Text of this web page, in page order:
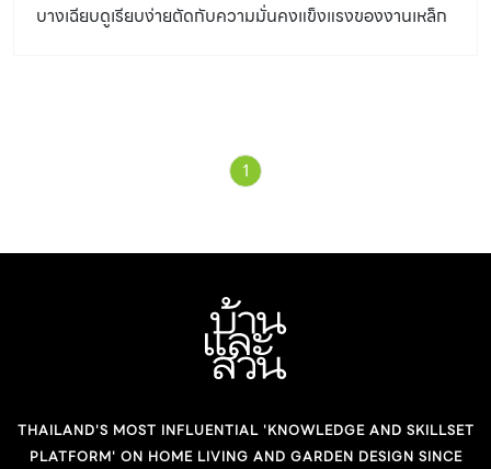
บางเฉียบดูเรียบง่ายตัดกับความมั่นคงแข็งแรงของงานเหล็ก
1
THAILAND'S MOST INFLUENTIAL 'KNOWLEDGE AND SKILLSET
PLATFORM' ON HOME LIVING AND GARDEN DESIGN SINCE